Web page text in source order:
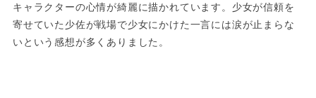
キャラクターの心情が綺麗に描かれています。少女が信頼を
寄せていた少佐が戦場で少女にかけた一言には涙が止まらな
いという感想が多くありました。